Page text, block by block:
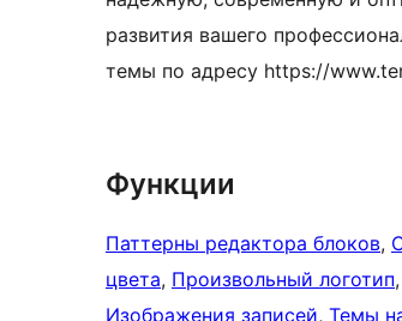
развития вашего
темы по адресу https://
Функции
Паттерны редактора блоков,
цвета, Произвольный логотип,
Изображения записей, Темы